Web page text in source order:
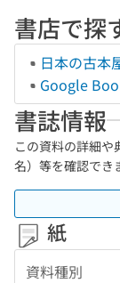
書店で探
日本の古本
Google
書誌情報
この資料の詳細
名）等を確認でき
紙
資料種別